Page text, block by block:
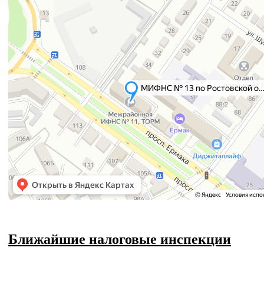
Ближайшие налоговые инспекции